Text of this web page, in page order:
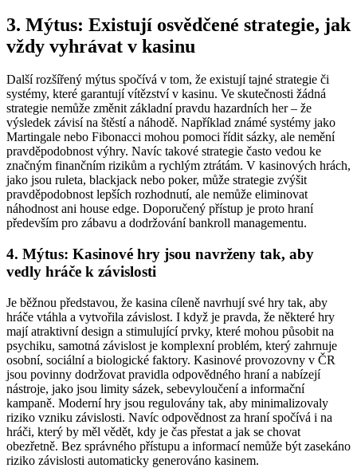
3. Mýtus: Existují osvědčené strategie, jak
vždy vyhrávat v kasinu
Další rozšířený mýtus spočívá v tom, že existují tajné strategie či
systémy, které garantují vítězství v kasinu. Ve skutečnosti žádná
strategie nemůže změnit základní pravdu hazardních her – že
výsledek závisí na štěstí a náhodě. Například známé systémy jako
Martingale nebo Fibonacci mohou pomoci řídit sázky, ale nemění
pravděpodobnost výhry. Navíc takové strategie často vedou ke
značným finančním rizikům a rychlým ztrátám. V kasinových hrách,
jako jsou ruleta, blackjack nebo poker, může strategie zvýšit
pravděpodobnost lepších rozhodnutí, ale nemůže eliminovat
náhodnost ani house edge. Doporučený přístup je proto hraní
především pro zábavu a dodržování bankroll managementu.
4. Mýtus: Kasinové hry jsou navrženy tak, aby
vedly hráče k závislosti
Je běžnou představou, že kasina cíleně navrhují své hry tak, aby
hráče vtáhla a vytvořila závislost. I když je pravda, že některé hry
mají atraktivní design a stimulující prvky, které mohou působit na
psychiku, samotná závislost je komplexní problém, který zahrnuje
osobní, sociální a biologické faktory. Kasinové provozovny v ČR
jsou povinny dodržovat pravidla odpovědného hraní a nabízejí
nástroje, jako jsou limity sázek, sebevyloučení a informační
kampaně. Moderní hry jsou regulovány tak, aby minimalizovaly
riziko vzniku závislosti. Navíc odpovědnost za hraní spočívá i na
hráči, který by měl vědět, kdy je čas přestat a jak se chovat
obezřetně. Bez správného přístupu a informací nemůže být zasekáno
riziko závislosti automaticky generováno kasinem.